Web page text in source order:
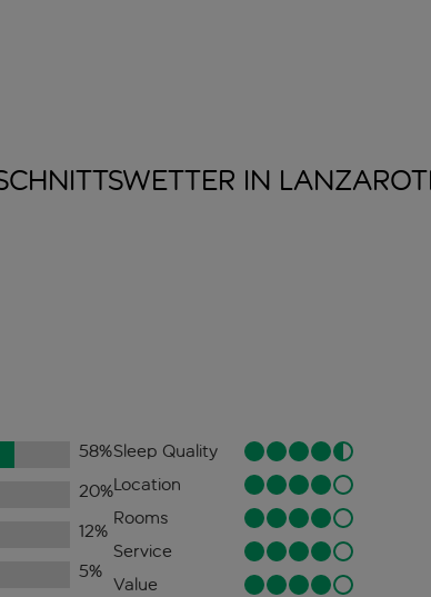
IN
58%
20%
12%
5%
Sleep Quality
Location
Rooms
Service
Value